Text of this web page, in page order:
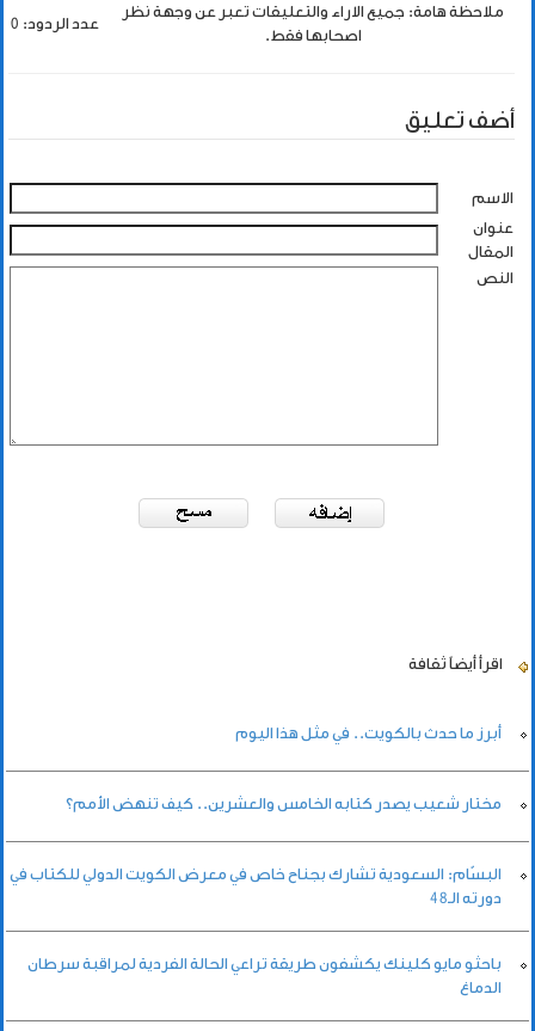
ملاحظة هامة: جميع الاراء والتعليقات تعبر عن وجهة نظر
اصحابها فقط.
عدد الردود: 0
أضف تعليق
الاسم
عنوان
المقال
النص
اقرأ أيضاً ثقافة
أبرز ما حدث بالكويت.. في مثل هذا اليوم
مختار شعيب يصدر كتابه الخامس والعشرين.. كيف تنهض الأمم؟
البسّام: السعودية تشارك بجناح خاص في معرض الكويت الدولي للكتاب في
دورته الـ48
باحثو مايو كلينك يكشفون طريقة تراعي الحالة الفردية لمراقبة سرطان
الدماغ